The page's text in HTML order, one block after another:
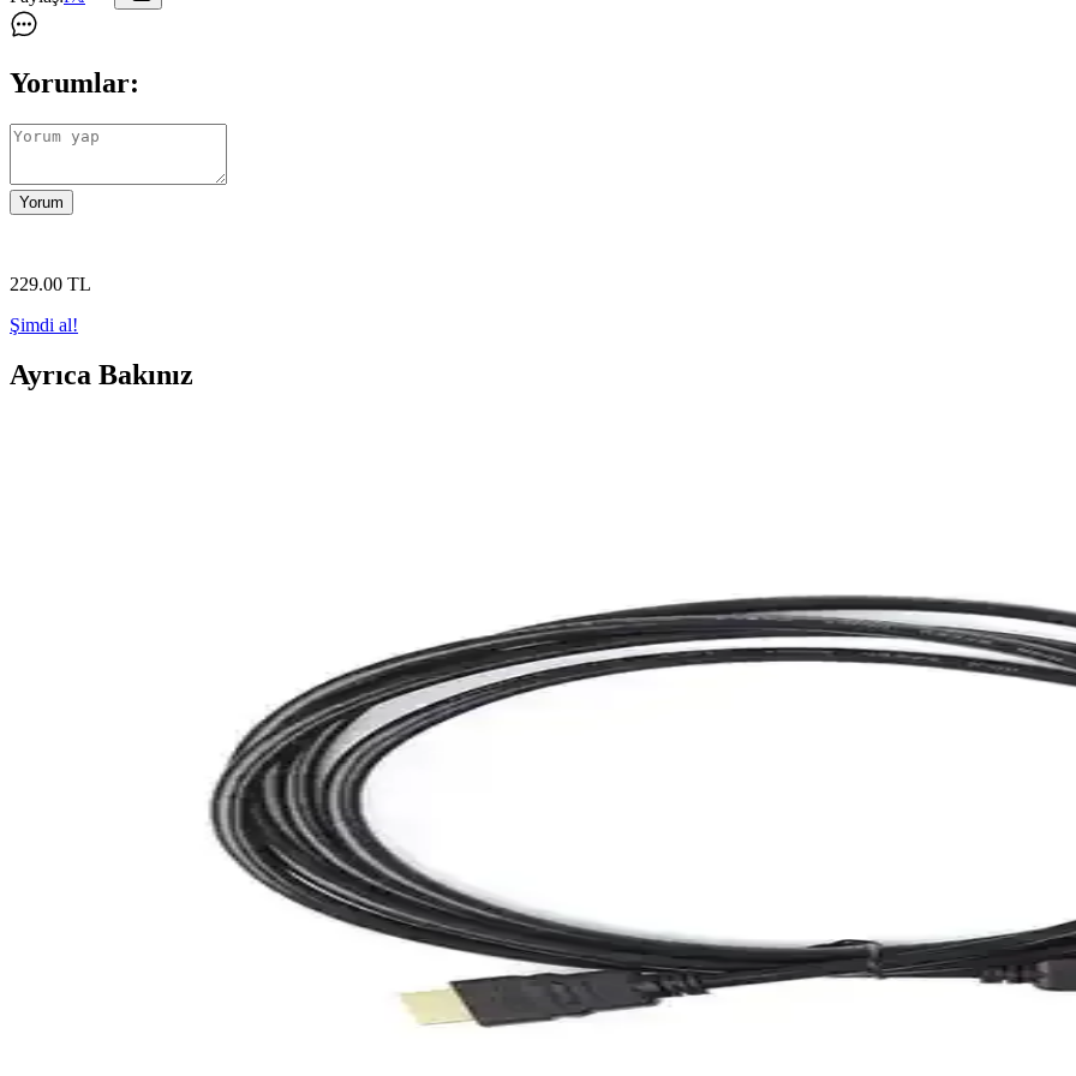
Yorumlar:
Yorum
229.00 TL
Şimdi al!
Ayrıca Bakınız
PCB üretiminde yüksek akım taşıma ihtiyacında kablo köprüleri pratik bir çözüm sunar. Ancak mekanik dayanıklılık, standart uyumu ve
Yüksek Performanslı Cat6 Ethernet Kabloları ile Güvenilir ve Hızlı Ağ Bağlantısı
Cat6 Ethernet kabloları, yüksek hız, dayanıklılık ve parazitlere karşı direnç sağlayarak hem ev hem de kurumsal ağlarda üstün performans
Elektronik Aksesuar Çantaları: Dayanıklı ve Güvenli Taşıma Çözümleri
Dayanıklı ve fonksiyonel elektronik aksesuar çantaları, cihazlarınızı güvenle taşımanızı sağlar. Su geçirmez özellikleri ve düzenli
iPhone 18 ve 20 için Şarj Kablosu Koruma Setleri: Özellikler ve Kullanım İpuçları
iPhone 18 ve 20 modelleri için tasarlanan şarj kablosu koruma setleri, malzeme ve tasarım özellikleriyle kablo ömrünü uzatır, kullanım
Kablo Tamiri İçin Isı Shrink Boru Setleri: Güvenilir ve Etkili Çözüm Alternatifleri
Elektrik ve elektronik altyapılarında kablo onarımı için ısı shrink boru setleri, pratik ve güvenilir izolasyon çözümleri sunar. Farklı boyut ve
PCB'ye Doğrudan Bağlantı Sağlayan Board-in Interconnect Yöntemleri ve Türleri